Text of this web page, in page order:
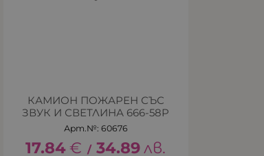
КАМИОН ПОЖАРЕН СЪС
ЗВУК И СВЕТЛИНА 666-58P
Арт.№: 60676
17.84€ / 34.89лв.